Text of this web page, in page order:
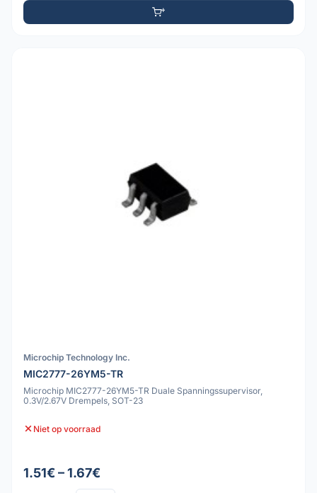
Microchip Technology Inc.
MIC2777-26YM5-TR
Microchip MIC2777-26YM5-TR Duale Spanningssupervisor,
0.3V/2.67V Drempels, SOT-23
Niet op voorraad
1.51€ – 1.67€